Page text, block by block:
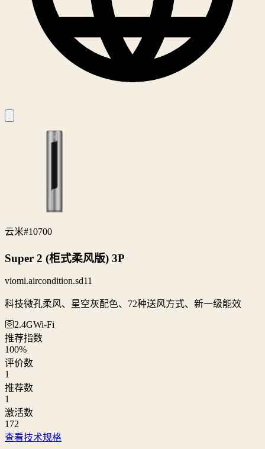
云米#10700
Super 2 (柜式柔风版) 3P
viomi.aircondition.sd11
科技微孔柔风、星空灰配色、72种送风方式、新一级能效
🛜2.4GWi‑Fi
推荐指数
100%
评价数
1
推荐数
1
激活数
172
查看技术规格